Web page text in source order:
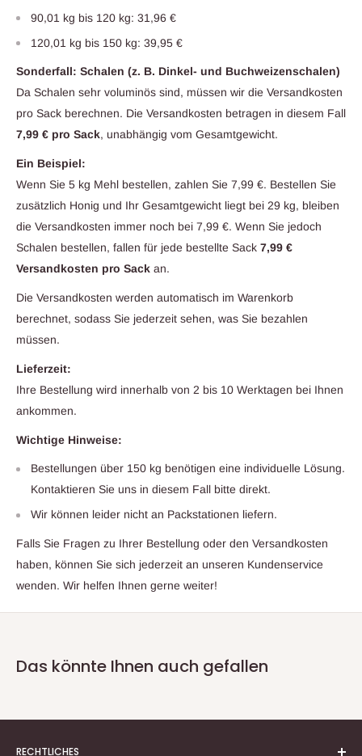
90,01 kg bis 120 kg: 31,96 €
120,01 kg bis 150 kg: 39,95 €
Sonderfall: Schalen (z. B. Dinkel- und Buchweizenschalen)
Da Schalen sehr voluminös sind, müssen wir die Versandkosten
pro Sack berechnen. Die Versandkosten betragen in diesem Fall
7,99 € pro Sack, unabhängig vom Gesamtgewicht.
Ein Beispiel:
Wenn Sie 5 kg Mehl bestellen, zahlen Sie 7,99 €. Bestellen Sie
zusätzlich Honig und Ihr Gesamtgewicht liegt bei 29 kg, bleiben
die Versandkosten immer noch bei 7,99 €. Wenn Sie jedoch
Schalen bestellen, fallen für jede bestellte Sack 7,99 €
Versandkosten pro Sack an.
Die Versandkosten werden automatisch im Warenkorb
berechnet, sodass Sie jederzeit sehen, was Sie bezahlen
müssen.
Lieferzeit:
Ihre Bestellung wird innerhalb von 2 bis 10 Werktagen bei Ihnen
ankommen.
Wichtige Hinweise:
Bestellungen über 150 kg benötigen eine individuelle Lösung.
Kontaktieren Sie uns in diesem Fall bitte direkt.
Wir können leider nicht an Packstationen liefern.
Falls Sie Fragen zu Ihrer Bestellung oder den Versandkosten
haben, können Sie sich jederzeit an unseren Kundenservice
wenden. Wir helfen Ihnen gerne weiter!
Das könnte Ihnen auch gefallen
RECHTLICHES